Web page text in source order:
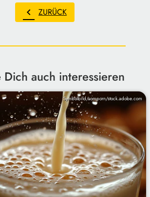
chevron_left ZURÜCK
Dich auch interessieren
Symbolbild/somporn/stock.adobe.com